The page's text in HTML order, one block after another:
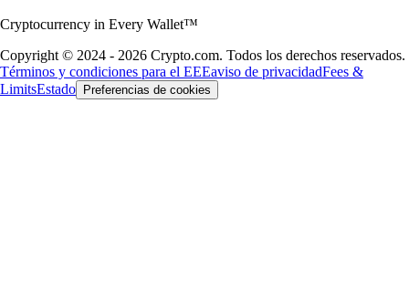
Cryptocurrency in Every Wallet™
Copyright © 2024 - 2026 Crypto.com. Todos los derechos reservados.
Términos y condiciones para el EEEaviso de privacidadFees &
LimitsEstado Preferencias de cookies